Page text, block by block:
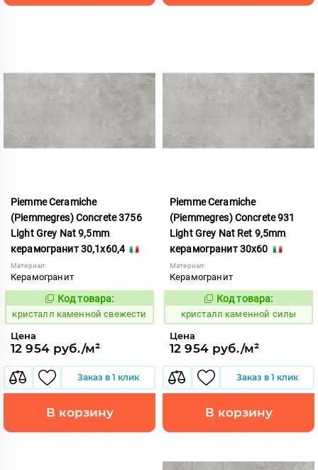
Piemme Ceramiche
(Piemmegres) Concrete 3756
Light Grey Nat 9,5mm
керамогранит 30,1x60,4
Материал:
Керамогранит
817208
Код товара:
кристалл каменной свежести
Цена
12 954 руб./м²
Заказ в 1 клик
В корзину
Piemme Ceramiche
(Piemmegres) Concrete 931
Light Grey Nat Ret 9,5mm
керамогранит 30x60
Материал:
Керамогранит
817213
Код товара:
кристалл каменной силы
Цена
12 954 руб./м²
Заказ в 1 клик
В корзину